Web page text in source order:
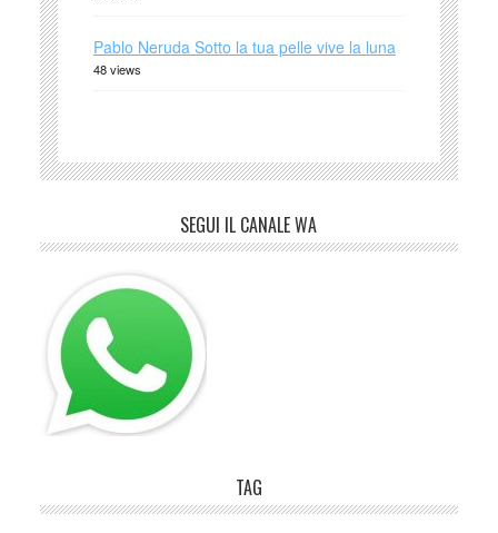
Pablo Neruda Sotto la tua pelle vive la luna
48 views
SEGUI IL CANALE WA
TAG